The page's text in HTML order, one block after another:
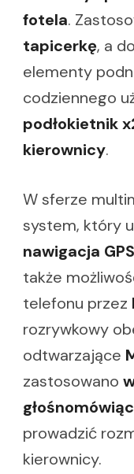
fotela.
tapicerkę, a
elementy
codziennego
podłokietnik
kierownicy.
W sferze
system, który
nawigacja
także
telefonu przez
rozrywkowy
odtwarzające
zastosowano
prowadzić
kierownicy.